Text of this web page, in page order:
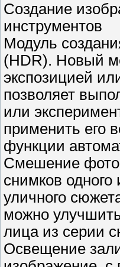
Создание
инструментов
Модуль
(HDR). Новый
экспозицией
позволяет
или
применить его
функции
Смешение
снимков
уличного
можно
лица из серии
Освещение